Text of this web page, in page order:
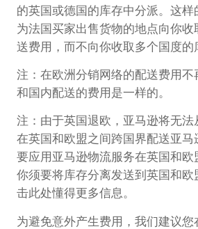
的英国或德国的库存中分派。这
为法国买家出售货物的地点向你
送费用，而不向你收取多个国度的
注：在欧洲分销网络的配送费用
和国内配送的费用是一样的。
注：由于英国退欧，亚马逊将无法
在英国和欧盟之间跨国界配送亚马
要应用亚马逊物流服务在英国和欧
你须要将库存分离发送到英国和
击此处懂得更多信息。
为避免意外产生费用，我们建议